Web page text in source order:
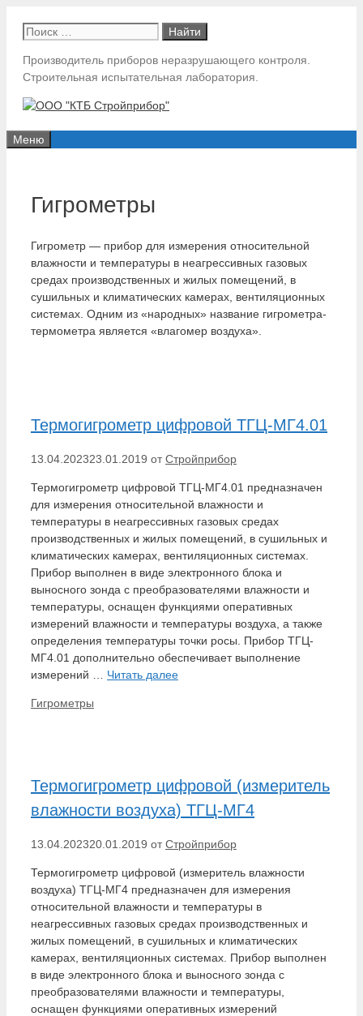
Поиск:
Производитель приборов неразрушающего контроля.
Строительная испытательная лаборатория.
Меню
Гигрометры
Гигрометр — прибор для измерения относительной
влажности и температуры в неагрессивных газовых
средах производственных и жилых помещений, в
сушильных и климатических камерах, вентиляционных
системах. Одним из «народных» название гигрометра-
термометра является «влагомер воздуха».
Термогигрометр цифровой ТГЦ-МГ4.01
13.04.202323.01.2019 отСтройприбор
Термогигрометр цифровой ТГЦ-МГ4.01 предназначен
для измерения относительной влажности и
температуры в неагрессивных газовых средах
производственных и жилых помещений, в сушильных и
климатических камерах, вентиляционных системах.
Прибор выполнен в виде электронного блока и
выносного зонда с преобразователями влажности и
температуры, оснащен функциями оперативных
измерений влажности и температуры воздуха, а также
определения температуры точки росы. Прибор ТГЦ-
МГ4.01 дополнительно обеспечивает выполнение
измерений … Читать далее
Рубрики
Гигрометры
Термогигрометр цифровой (измеритель
влажности воздуха) ТГЦ-МГ4
13.04.202320.01.2019 отСтройприбор
Термогигрометр цифровой (измеритель влажности
воздуха) ТГЦ-МГ4 предназначен для измерения
относительной влажности и температуры в
неагрессивных газовых средах производственных и
жилых помещений, в сушильных и климатических
камерах, вентиляционных системах. Прибор выполнен
в виде электронного блока и выносного зонда с
преобразователями влажности и температуры,
оснащен функциями оперативных измерений